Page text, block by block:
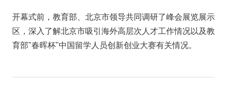
开幕式前，教育部、北京市领导共同调研了峰会展览展示
区，深入了解北京市吸引海外高层次人才工作情况以及教
育部"春晖杯"中国留学人员创新创业大赛有关情况。